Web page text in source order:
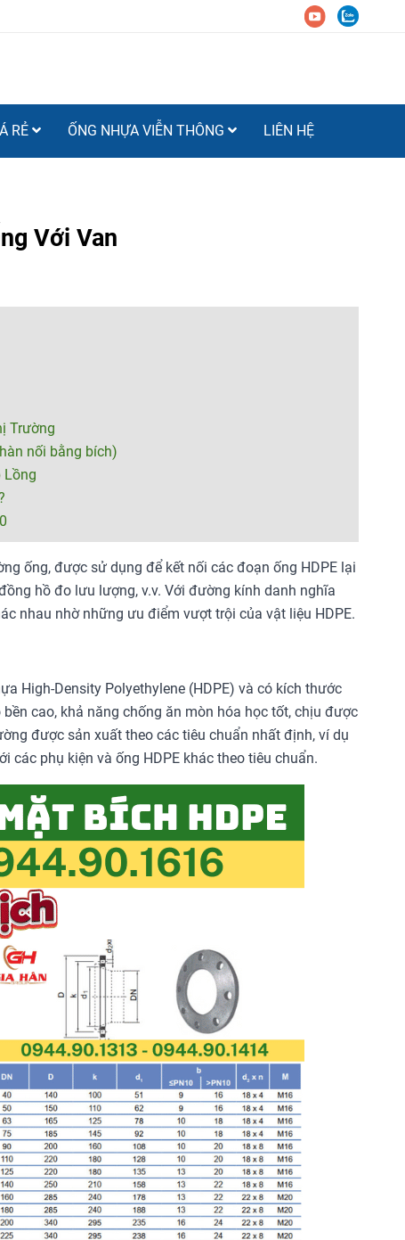
RẺ ỐNG NHỰA VIỄN THÔNG LIÊN HỆ
Với Van
Trường
nối bằng bích)
Lồng
ống, được sử dụng để kết nối các đoạn ống HDPE lại
hồ đo lưu lượng, v.v. Với đường kính danh nghĩa
nhau nhờ những ưu điểm vượt trội của vật liệu HDPE.
High-Density Polyethylene (HDPE) và có kích thước
cao, khả năng chống ăn mòn hóa học tốt, chịu được
được sản xuất theo các tiêu chuẩn nhất định, ví dụ
các phụ kiện và ống HDPE khác theo tiêu chuẩn.